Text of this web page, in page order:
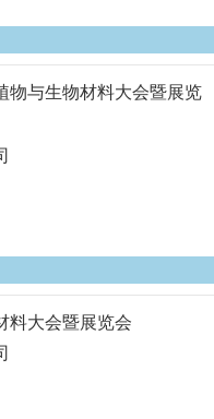
物与生物材料大会暨展览
料大会暨展览会